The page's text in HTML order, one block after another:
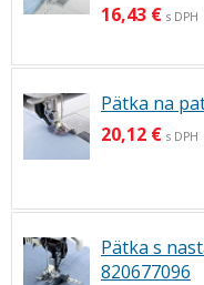
16,43 € s DPH
Pätka na
20,12 € s DPH
Pätka s
820677096